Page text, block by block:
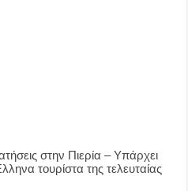
στην Πιερία – Υπάρχει
τουρίστα της τελευταίας